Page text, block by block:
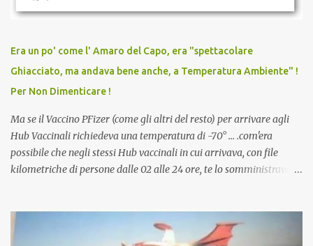
persona cattiva. Non avevamo mai visto un vaccino che minacci le
vaccino usato per minacciare i mezzi di sussistenza, il lavoro o la
scuola. Non avevamo mai visto un vaccino che permettesse a un
dodicenne di ignorare il consenso dei genitori. Dopo tutti i vaccini
che abbiamo elencato sopra...
Era un po' come l' Amaro del Capo, era "spettacolare
Ghiacciato, ma andava bene anche, a Temperatura Ambiente" !
Per Non Dimenticare !
Ma se il Vaccino PFizer (come gli altri del resto) per arrivare agli
Hub Vaccinali richiedeva una temperatura di -70° ... .com'era
possibile che negli stessi Hub vaccinali in cui arrivava, con file
kilometriche di persone dalle 02 alle 24 ore, te lo somministravano
Vaccino come: l' Amaro del Capo, era "spettacolare Ghiacciato, ma
andava bene anche, a Temperatura Ambiente"! Riproponiamo